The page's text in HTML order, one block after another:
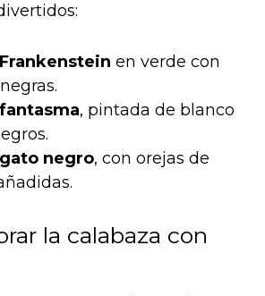
en verde con
, pintada de blanco
negro, con orejas de
la calabaza con